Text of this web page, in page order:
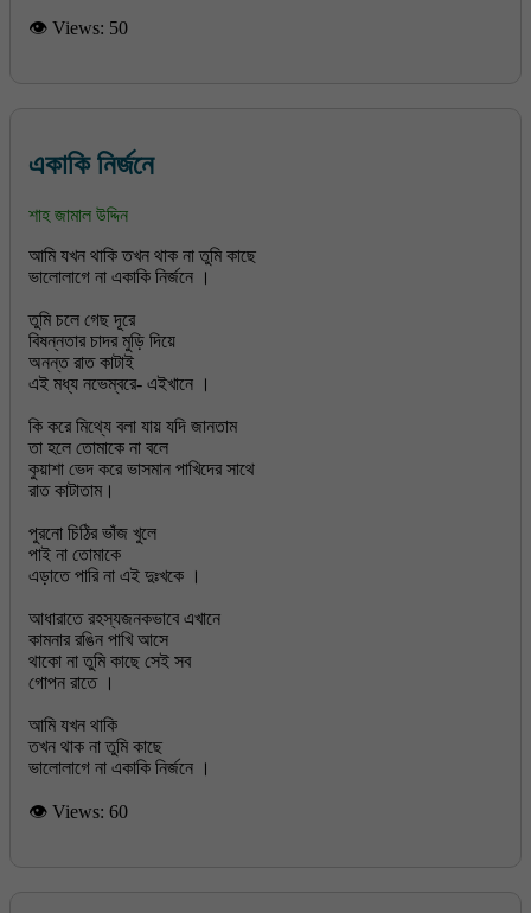
👁 Views: 50
একাকি নির্জনে
শাহ জামাল উদ্দিন
আমি যখন থাকি তখন থাক না তুমি কাছে
ভালোলাগে না একাকি নির্জনে ।
তুমি চলে গেছ দূরে
বিষন্নতার চাদর মুড়ি দিয়ে
অনন্ত রাত কাটাই
এই মধ্য নভেম্বরে- এইখানে ।
কি করে মিথ্যে বলা যায় যদি জানতাম
তা হলে তোমাকে না বলে
কুয়াশা ভেদ করে ভাসমান পাখিদের সাথে
রাত কাটাতাম।
পুরনো চিঠির ভাঁজ খুলে
পাই না তোমাকে
এড়াতে পারি না এই দুঃখকে ।
আধারাতে রহস্যজনকভাবে এখানে
কামনার রঙিন পাখি আসে
থাকো না তুমি কাছে সেই সব
গোপন রাতে ।
আমি যখন থাকি
তখন থাক না তুমি কাছে
👁 Views: 60